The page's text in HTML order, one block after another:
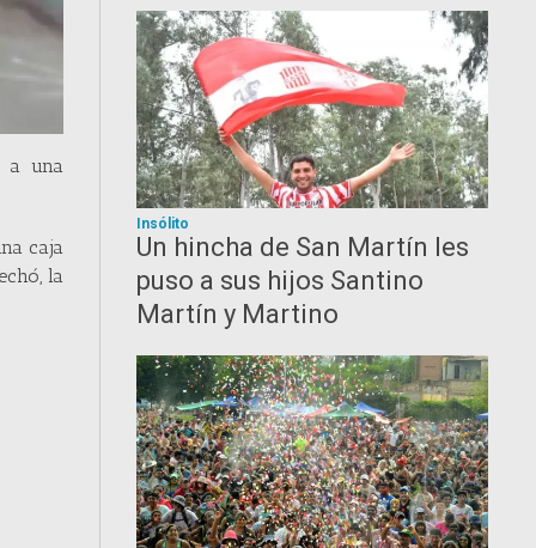
a una
caja
la
Insólito
Un hincha de San Martín les
puso a sus hijos Santino
Martín y Martino